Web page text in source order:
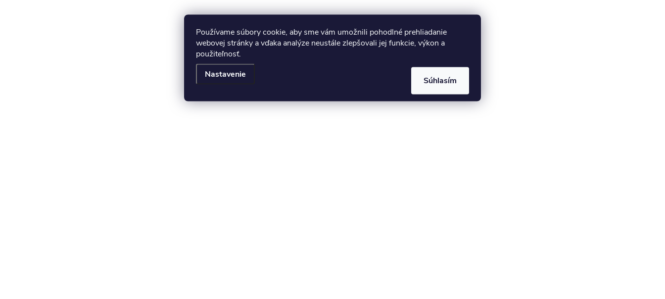
Používame súbory cookie, aby sme vám umožnili pohodlné prehliadanie
webovej stránky a vďaka analýze neustále zlepšovali jej funkcie, výkon a
použiteľnosť.
Nastavenie
Súhlasím